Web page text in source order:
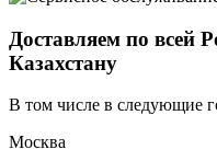
Доставляем по всей
Казахстану
В том числе в следующие
Москва